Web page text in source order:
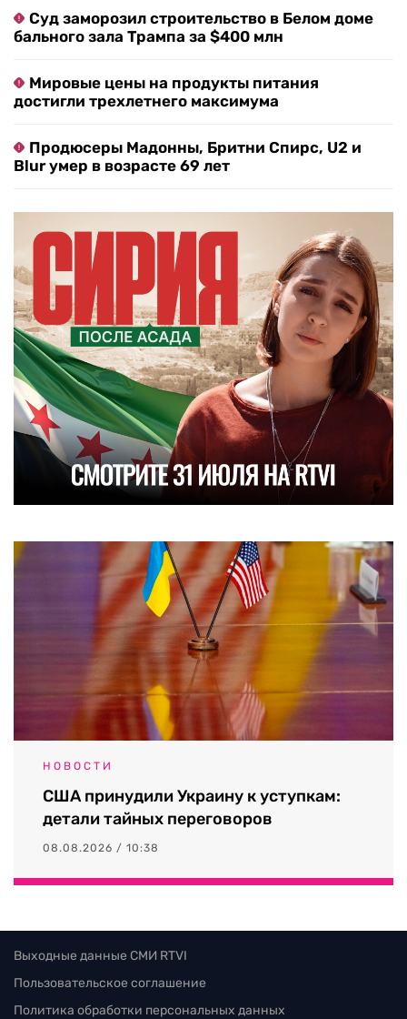
Суд заморозил строительство в Белом доме
бального зала Трампа за $400 млн
Мировые цены на продукты питания
достигли трехлетнего максимума
Продюсеры Мадонны, Бритни Спирс, U2 и
Blur умер в возрасте 69 лет
НОВОСТИ
США принудили Украину к уступкам:
детали тайных переговоров
08.08.2026 / 10:38
Выходные данные СМИ RTVI
Пользовательское соглашение
Политика обработки персональных данных